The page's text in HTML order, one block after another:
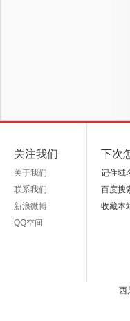
关注我们
关于我们
联系我们
新浪微博
QQ空间
下次
记住域
百度搜
收藏本
西